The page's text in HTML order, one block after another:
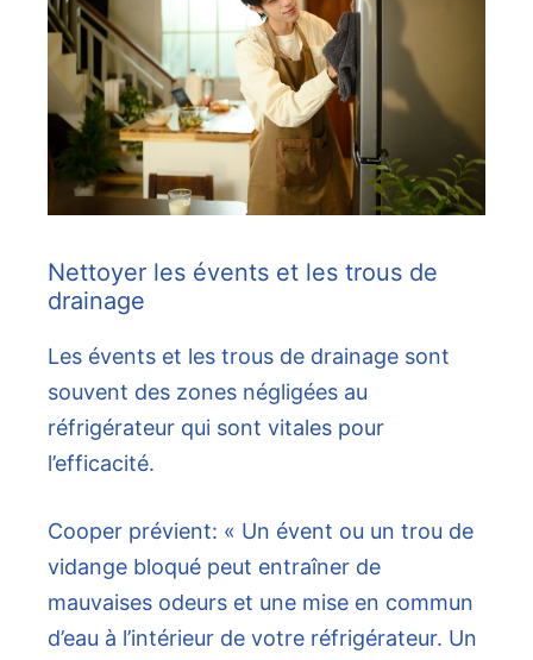
Nettoyer les évents et les trous de
drainage
Les évents et les trous de drainage sont
souvent des zones négligées au
réfrigérateur qui sont vitales pour
l’efficacité.
Cooper prévient: « Un évent ou un trou de
vidange bloqué peut entraîner de
mauvaises odeurs et une mise en commun
d’eau à l’intérieur de votre réfrigérateur. Un